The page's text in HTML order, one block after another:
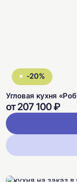
-20%
Угловая кухня
от 207 100 ₽